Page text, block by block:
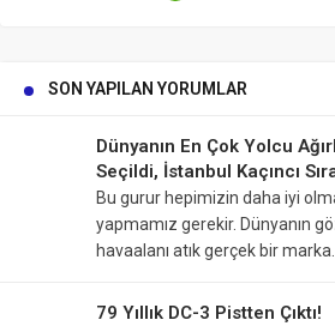
SON YAPILAN YORUMLAR
Dünyanın En Çok Yolcu
Seçildi, İstanbul Kaçıncı
Bu gurur hepimizin daha iyi
yapmamız gerekir. Dünyanın
havaalanı atık gerçek bir marka.
79 Yıllık DC-3 Pistten Çıktı!